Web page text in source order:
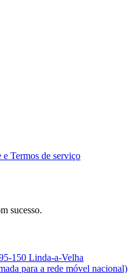
Termos de serviço
sucesso.
150 Linda-a-Velha
para a rede móvel nacional)